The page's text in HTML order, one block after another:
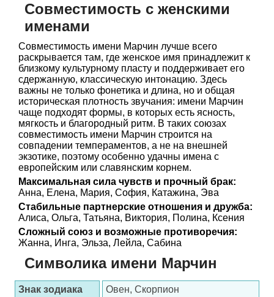
Совместимость с женскими
именами
Совместимость имени Марчин лучше всего
раскрывается там, где женское имя принадлежит к
близкому культурному пласту и поддерживает его
сдержанную, классическую интонацию. Здесь
важны не только фонетика и длина, но и общая
историческая плотность звучания: имени Марчин
чаще подходят формы, в которых есть ясность,
мягкость и благородный ритм. В таких союзах
совместимость имени Марчин строится на
совпадении темпераментов, а не на внешней
экзотике, поэтому особенно удачны имена с
европейским или славянским корнем.
Максимальная сила чувств и прочный брак:
Анна, Елена, Мария, София, Катажина, Эва
Стабильные партнерские отношения и дружба:
Алиса, Ольга, Татьяна, Виктория, Полина, Ксения
Сложный союз и возможные противоречия:
Жанна, Инга, Эльза, Лейла, Сабина
Символика имени Марчин
Знак зодиака Овен, Скорпион